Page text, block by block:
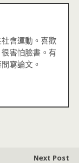
會運動。喜歡
害怕臉書。有
寫論文。
Next Post